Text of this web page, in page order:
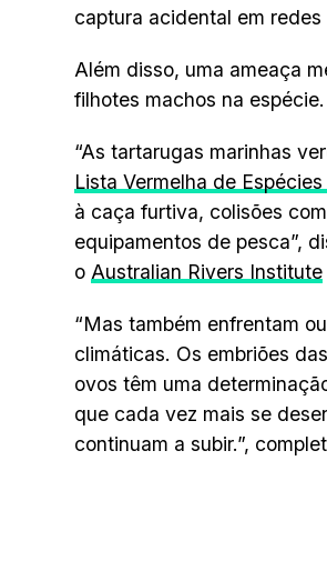
captura acidental em redes
Além disso, uma ameaça
filhotes machos na espécie.
“As tartarugas marinhas
Lista Vermelha de
à caça furtiva, colisões
equipamentos de pesca”,
o Australian Rivers Institute
“Mas também enfrentam
climáticas. Os embriões
ovos têm uma
que cada vez mais se
continuam a subir.”,